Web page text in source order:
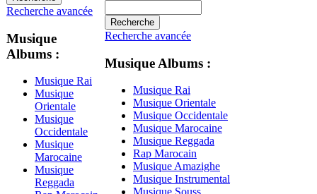
Recherche avancée
Musique
Albums :
Musique Rai
Musique
Orientale
Musique
Occidentale
Musique
Marocaine
Musique
Reggada
Recherche avancée
Musique Albums :
Musique Rai
Musique Orientale
Musique Occidentale
Musique Marocaine
Musique Reggada
Rap Marocain
Musique Amazighe
Musique Instrumental